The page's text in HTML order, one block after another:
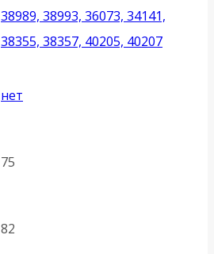
38989, 38993, 36073, 34141,
38355, 38357, 40205, 40207
нет
75
82